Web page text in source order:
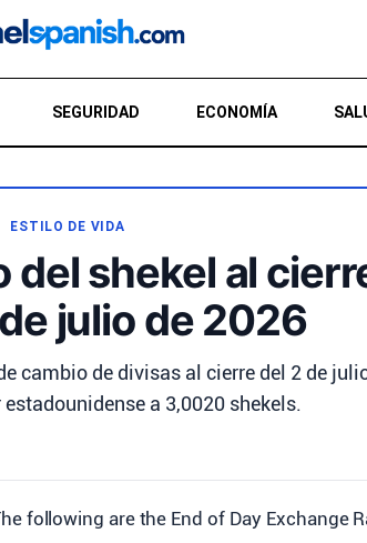
SEGURIDAD ECONOMÍA
ESTILO DE VIDA
del shekel al
julio de 2026
cambio de divisas al cierre del 2 de
a 3,0020 shekels.
following are the End of Day Exchange